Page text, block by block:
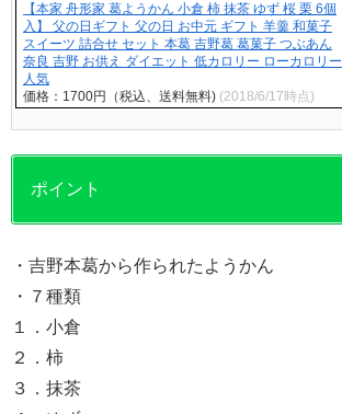
【本家 舟形家 葛ようかん 小倉 柿 抹茶 ゆず 桜 栗 6個
入】 父の日ギフト 父の日 お中元 ギフト 羊羹 和菓子
スイーツ 詰合せ セット 本葛 吉野葛 葛菓子 つぶあん
奈良 吉野 お供え ダイエット 低カロリー ローカロリー
人気
価格：1700円（税込、送料無料) (2018/6/17時点)
ポイント
・吉野本葛から作られたようかん
・７種類
１．小倉
２．柿
３．抹茶